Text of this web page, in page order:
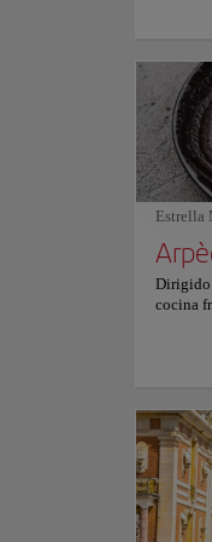
y
vistas
más
destella
Para
oficial.
Estrella
Dirigido
cocina
sabores
irradian
la